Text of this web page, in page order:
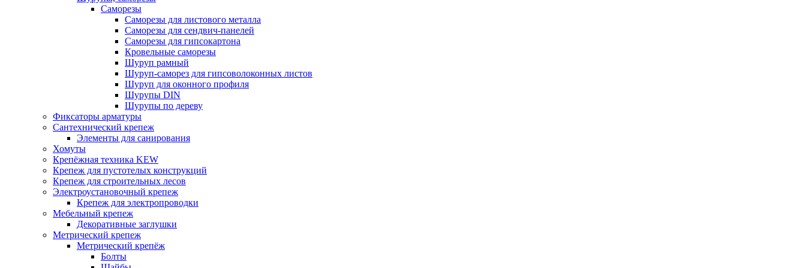
Саморезы
Саморезы для листового металла
Саморезы для сендвич-панелей
Саморезы для гипсокартона
Кровельные саморезы
Шуруп рамный
Шуруп-саморез для гипсоволоконных листов
Шуруп для оконного профиля
Шурупы DIN
Шурупы по дереву
Фиксаторы арматуры
Сантехнический крепеж
Элементы для санирования
Хомуты
Крепёжная техника KEW
Крепеж для пустотелых конструкций
Крепеж для строительных лесов
Электроустановочный крепеж
Крепеж для электропроводки
Мебельный крепеж
Декоративные заглушки
Метрический крепеж
Метрический крепёж
Болты